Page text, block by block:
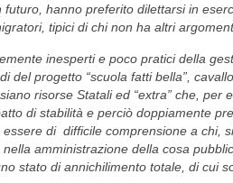
hanno preferito dilettarsi in
tipici di chi non ha altri
inesperti e poco pratici della
del progetto “scuola fatti bella”,
risorse Statali ed “extra” che, per
di stabilità e perciò doppiamente
di difficile comprensione a chi,
amministrazione della cosa
stato di annichilimento totale, di cui